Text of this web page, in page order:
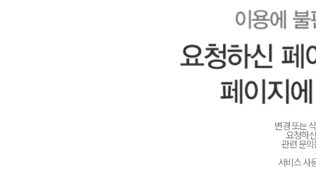
변경 또는
요청하
관련 문
서비스 사